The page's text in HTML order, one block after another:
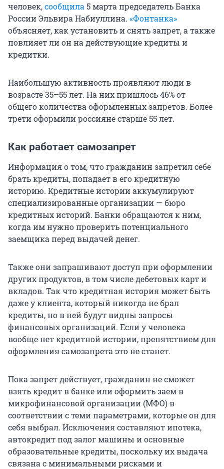
человек,сообщила 5 марта председатель Банка
России Эльвира Набиуллина. «Фонтанка»
объясняет, как установить и снять запрет, а также
повлияет ли он на действующие кредиты и
кредитки.
Наибольшую активность проявляют люди в
возрасте35–55 лет. На них пришлось 46% от
общего количества оформленных запретов. Более
трети оформили россияне старше55 лет.
Как работает самозапрет
Информация о том, что гражданин запретил себе
брать кредиты, попадает в его кредитную
историю. Кредитные истории аккумулируют
специализированные организации — бюро
кредитных историй. Банки обращаются к ним,
когда им нужно проверить потенциального
заемщика перед выдачей денег.
Также они запрашивают доступ при оформлении
других продуктов, в том числе дебетовых карт и
вкладов. Так что кредитная история может быть
даже у клиента, который никогда не брал
кредиты, но в ней будут видны запросы
финансовых организаций. Если у человека
вообще нет кредитной истории, препятствием для
оформления самозапрета это не станет.
Пока запрет действует, гражданин не сможет
взять кредит в банке или оформить заем в
микрофинансовой организации (МФО) в
соответствии с теми параметрами, которые он для
себя выбрал. Исключения составляют ипотека,
автокредит под залог машины и основные
образовательные кредиты, поскольку их выдача
связана с минимальными рисками и